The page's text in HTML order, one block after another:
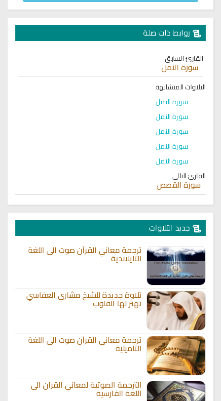
روابط ذات صلة
القارئ السابق
سورة النمل
التلاوات المتشابهة
سورة النمل
سورة النمل
سورة النمل
سورة النمل
سورة النمل
القارئ التالي
سورة القصص
جديد التلاوات
ترجمة معاني القرآن صوت الى اللغة
التايلاندية
تلاوة جديدة للشيخ مشاري العفاسي
تهتز لها القلوب
ترجمة معاني القرآن صوت الى اللغة
التاميلية
الترجمة الصوتية لمعاني القرآن الى
اللغة الفارسية